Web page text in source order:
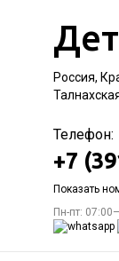
Россия,
Телефон:
+7
Показать
Пн-пт: